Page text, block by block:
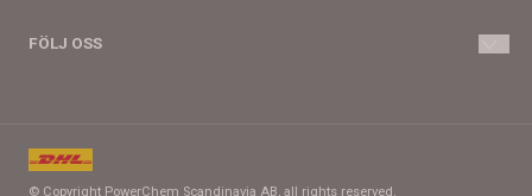
Skapa konto
FÖLJ OSS
© Copyright PowerChem Scandinavia AB, all rights reserved.